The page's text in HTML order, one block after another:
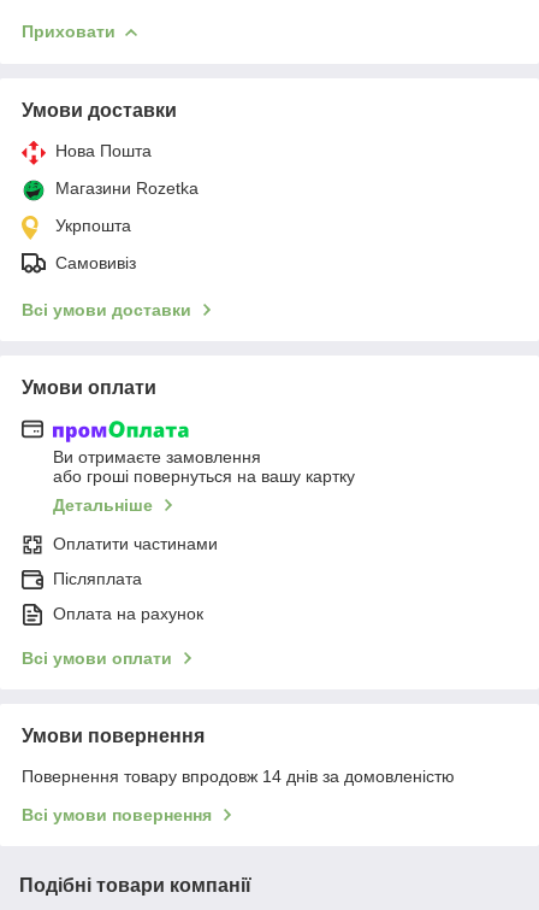
Приховати
Умови доставки
Нова Пошта
Магазини Rozetka
Укрпошта
Самовивіз
Всі умови доставки
Умови оплати
Ви отримаєте замовлення
або гроші повернуться на вашу картку
Детальніше
Оплатити частинами
Післяплата
Оплата на рахунок
Всі умови оплати
Умови повернення
Повернення товару впродовж 14 днів за домовленістю
Всі умови повернення
Подібні товари компанії